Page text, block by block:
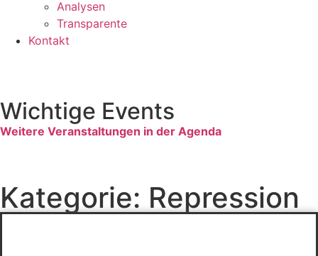
Analysen
Transparente
Kontakt
Wichtige Events
Weitere Veranstaltungen in der Agenda
Kategorie: Repression